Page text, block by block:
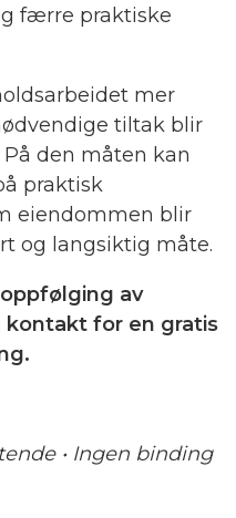
færre praktiske
mer
tiltak blir
den måten kan
praktisk
eiendommen blir
og langsiktig måte.
av
kontakt for en gratis
• Ingen binding